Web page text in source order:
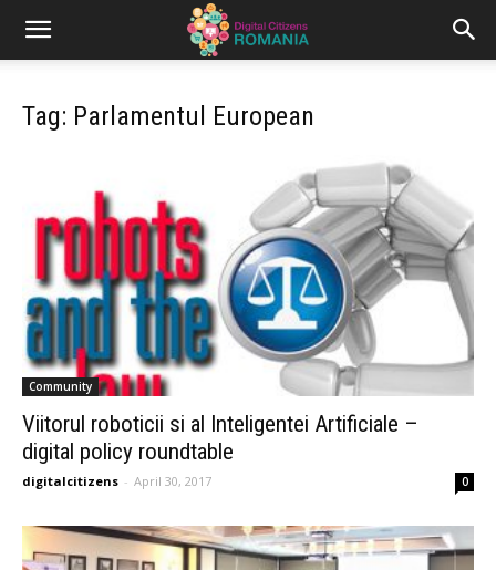
Tag: Parlamentul European
Community
Viitorul roboticii si al Inteligentei Artificiale –
digital policy roundtable
digitalcitizens - April 30, 2017 0